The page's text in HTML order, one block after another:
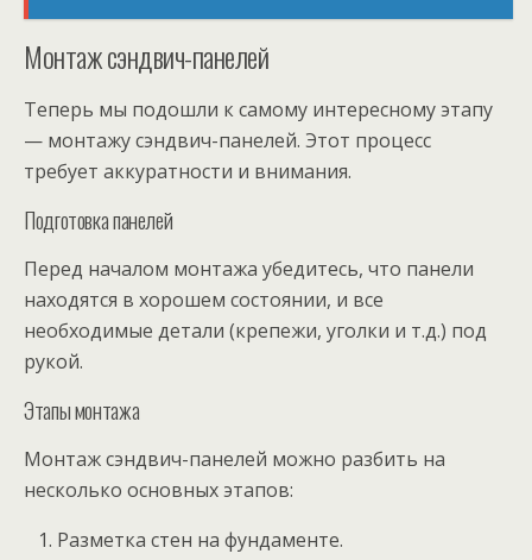
Монтаж сэндвич-панелей
Теперь мы подошли к самому интересному этапу
— монтажу сэндвич-панелей. Этот процесс
требует аккуратности и внимания.
Подготовка панелей
Перед началом монтажа убедитесь, что панели
находятся в хорошем состоянии, и все
необходимые детали (крепежи, уголки и т.д.) под
рукой.
Этапы монтажа
Монтаж сэндвич-панелей можно разбить на
несколько основных этапов:
Разметка стен на фундаменте.